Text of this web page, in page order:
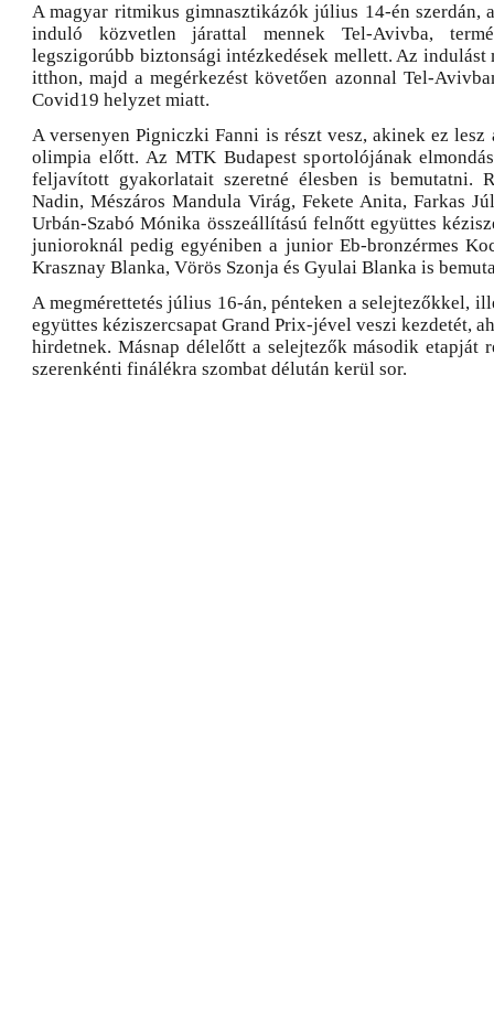
A magyar ritmikus gimnasztikázók július 14-én szerdán,
induló közvetlen járattal mennek Tel-Avivba,
legszigorúbb biztonsági intézkedések mellett. Az indulást
itthon, majd a megérkezést követően azonnal Tel-
Covid19 helyzet miatt.
A versenyen Pigniczki Fanni is részt vesz, akinek ez lesz
olimpia előtt. Az MTK Budapest sportolójának
feljavított gyakorlatait szeretné élesben is bemutatni.
Nadin, Mészáros Mandula Virág, Fekete Anita, Farkas
Urbán-Szabó Mónika összeállítású felnőtt együttes
junioroknál pedig egyéniben a junior Eb-bronzérmes
Krasznay Blanka, Vörös Szonja és Gyulai Blanka is
A megmérettetés július 16-án, pénteken a selejtezőkkel,
együttes kéziszercsapat Grand Prix-jével veszi kezdetét,
hirdetnek. Másnap délelőtt a selejtezők második etapját
szerenkénti finálékra szombat délután kerül sor.